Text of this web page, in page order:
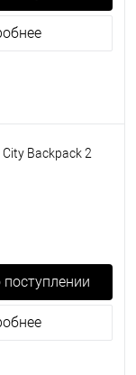
Backpack 2